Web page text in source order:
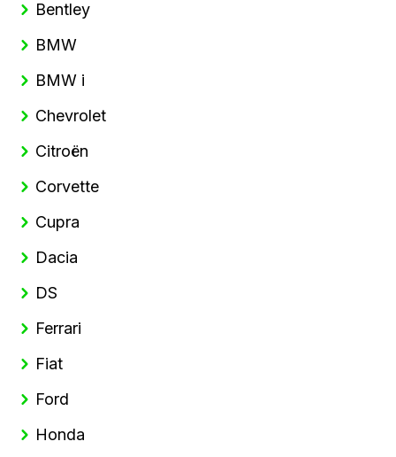
Bentley
BMW
BMW i
Chevrolet
Citroën
Corvette
Cupra
Dacia
DS
Ferrari
Fiat
Ford
Honda